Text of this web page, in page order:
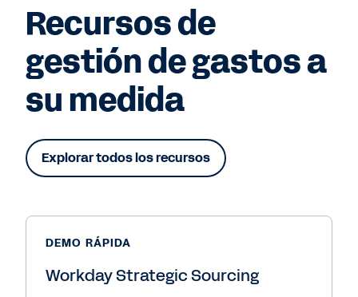
Recursos de
gestión de gastos a
su medida
Explorar todos los recursos
DEMO RÁPIDA
Workday Strategic Sourcing